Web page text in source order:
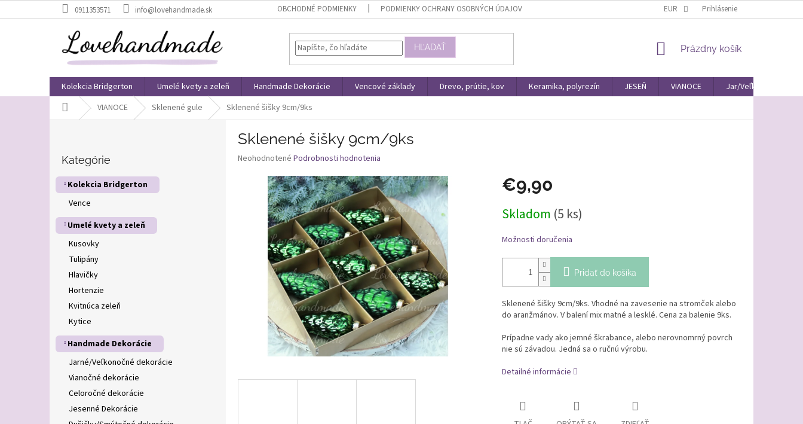
na
0911353571 info@lovehandmade.sk OBCHODNÉ PODMIENKY PODMIENKY OCHRANY OSOBNÝCH ÚDAJOV EUR Prihlásenie
HĽADAŤ
NÁKUPNÝ
Prázdny košík
Kolekcia Bridgerton Umelé kvety a zeleň Handmade Dekorácie Vencové základy Drevo, prútie, kov Keramika, polyrezín JESEŇ VIANOCE
Jar/Veľká Noc
DomovVIANOCE Sklenené gule Sklenené šišky 9cm/9ks
p
n
e
kategórie
Kategórie
Kolekcia Bridgerton
Vence
Umelé kvety a zeleň
Kusovky
Tulipány
Hlavičky
Hortenzie
Kvitnúca zeleň
Kytice
Handmade Dekorácie
Jarné/Veľkonočné dekorácie
Vianočné dekorácie
Celoročné dekorácie
Jesenné Dekorácie
Sklenené šišky 9cm/9ks
Priemerné
produktu
hviezdičiek.
Neohodnotené Podrobnosti hodnotenia
€9,90
cena:
Skladom (5 ks)
Možnosti doručenia
Pridať do košíka
Sklenené šišky 9cm/9ks. Vhodné na zavesenie na stromček alebo
do aranžmánov. V balení mix matné a lesklé. Cena za balenie 9ks.
Prípadne vady ako jemné škrabance, alebo nerovnomrný povrch
nie sú závadou. Jedná sa o ručnú výrobu.
Detailné informácie